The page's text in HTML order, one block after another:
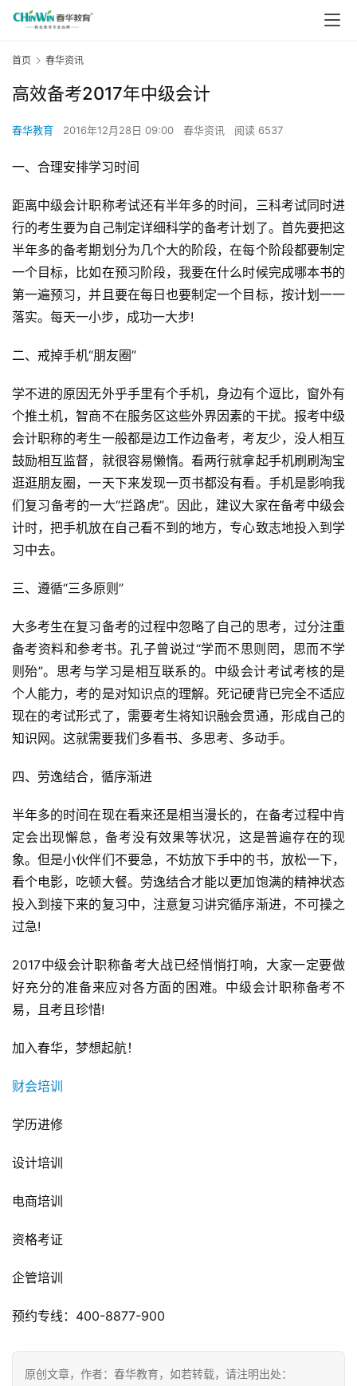
首页 春华资讯
高效备考2017年中级会计
春华教育 2016年12月28日 09:00 春华资讯 阅读 6537
一、合理安排学习时间
距离中级会计职称考试还有半年多的时间，三科考试同时进
行的考生要为自己制定详细科学的备考计划了。首先要把这
半年多的备考期划分为几个大的阶段，在每个阶段都要制定
一个目标，比如在预习阶段，我要在什么时候完成哪本书的
第一遍预习，并且要在每日也要制定一个目标，按计划一一
落实。每天一小步，成功一大步!
二、戒掉手机“朋友圈”
学不进的原因无外乎手里有个手机，身边有个逗比，窗外有
个推土机，智商不在服务区这些外界因素的干扰。报考中级
会计职称的考生一般都是边工作边备考，考友少，没人相互
鼓励相互监督，就很容易懒惰。看两行就拿起手机刷刷淘宝
逛逛朋友圈，一天下来发现一页书都没有看。手机是影响我
们复习备考的一大“拦路虎”。因此，建议大家在备考中级会
计时，把手机放在自己看不到的地方，专心致志地投入到学
习中去。
三、遵循“三多原则”
大多考生在复习备考的过程中忽略了自己的思考，过分注重
备考资料和参考书。孔子曾说过“学而不思则罔，思而不学
则殆”。思考与学习是相互联系的。中级会计考试考核的是
个人能力，考的是对知识点的理解。死记硬背已完全不适应
现在的考试形式了，需要考生将知识融会贯通，形成自己的
知识网。这就需要我们多看书、多思考、多动手。
四、劳逸结合，循序渐进
半年多的时间在现在看来还是相当漫长的，在备考过程中肯
定会出现懈怠，备考没有效果等状况，这是普遍存在的现
象。但是小伙伴们不要急，不妨放下手中的书，放松一下，
看个电影，吃顿大餐。劳逸结合才能以更加饱满的精神状态
投入到接下来的复习中，注意复习讲究循序渐进，不可操之
过急!
2017中级会计职称备考大战已经悄悄打响，大家一定要做
好充分的准备来应对各方面的困难。中级会计职称备考不
易，且考且珍惜!
加入春华，梦想起航！
财会培训
学历进修
设计培训
电商培训
资格考证
企管培训
预约专线：400-8877-900
原创文章，作者：春华教育，如若转载，请注明出处：